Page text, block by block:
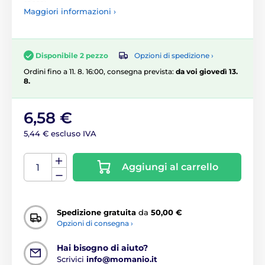
Maggiori informazioni ›
Disponibile 2 pezzo
Opzioni di spedizione ›
Ordini fino a 11. 8. 16:00, consegna prevista: da voi giovedì 13.
8.
6,58 €
5,44 € escluso IVA
Aggiungi al carrello
Spedizione gratuita da 50,00 €
Opzioni di consegna ›
Hai bisogno di aiuto?
Scrivici info@momanio.it